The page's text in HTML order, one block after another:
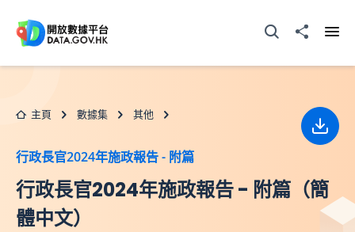
打開搜尋器分享至
主頁 數據集 其他
行政長官2024年施政報告 - 附篇
行政長官2024年施政報告 - 附篇（簡
體中文）
下載